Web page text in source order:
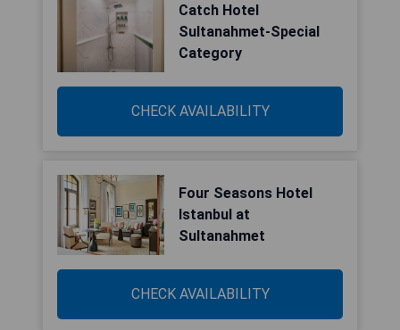
Catch Hotel
Sultanahmet-Special
Category
CHECK AVAILABILITY
Four Seasons Hotel
Istanbul at
Sultanahmet
CHECK AVAILABILITY